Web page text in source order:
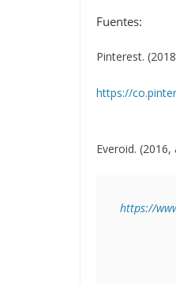
Fuentes:
Pinterest.
https://
Everoid.
https://